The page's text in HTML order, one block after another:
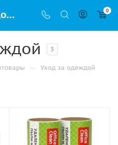
Уход за одеждой – купить по низкой цене в Москве с доставкой на дом 0
3
— Уход за одеждой